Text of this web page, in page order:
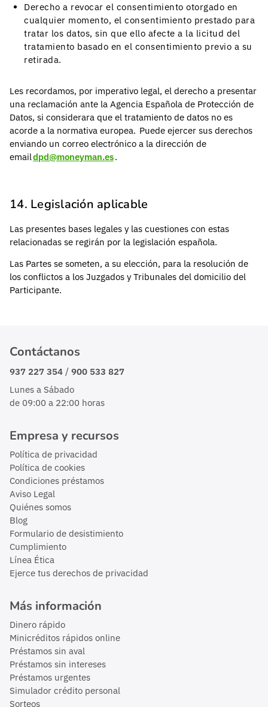
Derecho a revocar el consentimiento otorgado en
cualquier momento, el consentimiento prestado para
tratar los datos, sin que ello afecte a la licitud del
tratamiento basado en el consentimiento previo a su
retirada.
Les recordamos, por imperativo legal, el derecho a presentar
una reclamación ante la Agencia Española de Protección de
Datos, si considerara que el tratamiento de datos no es
acorde a la normativa europea. Puede ejercer sus derechos
enviando un correo electrónico a la dirección de
emaildpd@moneyman.es.
14. Legislación aplicable
Las presentes bases legales y las cuestiones con estas
relacionadas se regirán por la legislación española.
Las Partes se someten, a su elección, para la resolución de
los conflictos a los Juzgados y Tribunales del domicilio del
Participante.
Contáctanos
937 227 354 / 900 533 827
Lunes a Sábado
de 09:00 a 22:00 horas
Empresa y recursos
Política de privacidad
Política de cookies
Condiciones préstamos
Aviso Legal
Quiénes somos
Blog
Formulario de desistimiento
Cumplimiento
Línea Ética
Ejerce tus derechos de privacidad
Más información
Dinero rápido
Minicréditos rápidos online
Préstamos sin aval
Préstamos sin intereses
Préstamos urgentes
Simulador crédito personal
Sorteos